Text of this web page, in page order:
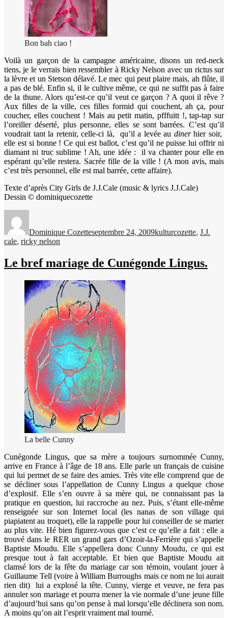
Bon bah ciao !
Voilà un garçon de la campagne américaine, disons un red-neck
tiens, je le verrais bien ressembler à Ricky Nelson avec un rictus sur
la lèvre et un Stetson délavé. Le mec qui peut plaire mais, ah flûte, il
a pas de blé. Enfin si, il le cultive même, ce qui ne suffit pas à faire
de la thune. Alors qu’est-ce qu’il veut ce garçon ? A quoi il rêve ?
Aux filles de la ville, ces filles formid qui couchent, ah ça, pour
coucher, elles couchent ! Mais au petit matin, pfffuitt !, tap-tap sur
l’oreiller déserté, plus personne, elles se sont barrées. C’est qu’il
voudrait tant la retenir, celle-ci là, qu’il a levée au dinerhier soir,
elle est si bonne ! Ce qui est ballot, c’est qu’il ne puisse lui offrir ni
diamant ni truc sublime ! Ah, une idée : il va chanter pour elle en
espérant qu’elle restera. Sacrée fille de la ville ! (A mon avis, mais
c’est très personnel, elle est mal barrée, cette affaire).
Texte d’après City Girls de J.J.Cale (music & lyrics J.J.Cale)
Dessin © dominiquecozette
Dominique Cozetteseptembre 24, 2009kulturcozette, J.J.
cale, ricky nelson
Le bref mariage de Cunégonde Lingus.
La belle Cunny
Cunégonde Lingus, que sa mère a toujours surnommée Cunny,
arrive en France à l’âge de 18 ans. Elle parle un français de cuisine
qui lui permet de se faire des amies. Très vite elle comprend que de
se décliner sous l’appellation de Cunny Lingus a quelque chose
d’explosif. Elle s’en ouvre à sa mère qui, ne connaissant pas la
pratique en question, lui raccroche au nez. Puis, s’étant elle-même
renseignée sur son Internet local (les nanas de son village qui
piapiatent au troquet), elle la rappelle pour lui conseiller de se marier
au plus vite. Hé bien figurez-vous que c’est ce qu’elle a fait : elle a
trouvé dans le RER un grand gars d’Ozoir-la-Ferrière qui s’appelle
Baptiste Moudu. Elle s’appellera donc Cunny Moudu, ce qui est
presque tout à fait acceptable. Et bien que Baptiste Moudu ait
clamsé lors de la fête du mariage car son témoin, voulant jouer à
Guillaume Tell (voire à William Burroughs mais ce nom ne lui aurait
rien dit) lui a explosé la tête. Cunny, vierge et veuve, ne fera pas
annuler son mariage et pourra mener la vie normale d’une jeune fille
d’aujourd’hui sans qu’on pense à mal lorsqu’elle déclinera son nom.
A moins qu’on ait l’esprit vraiment mal tourné.